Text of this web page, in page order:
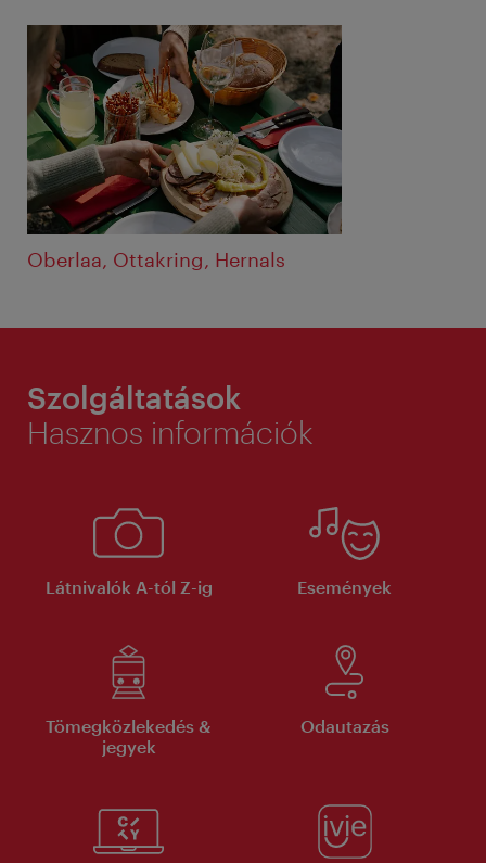
Oberlaa, Ottakring, Hernals
Szolgáltatások
Hasznos információk
Látnivalók A-tól Z-ig Események
Tömegközlekedés &
jegyek
Odautazás